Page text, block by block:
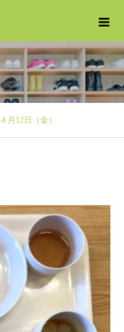
４月12日（金）